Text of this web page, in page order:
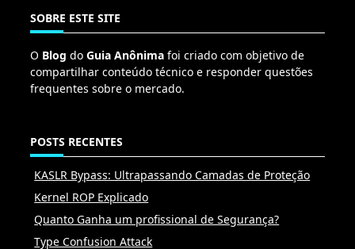
SOBRE ESTE SITE
O Blog do Guia Anônima foi criado com objetivo de
compartilhar conteúdo técnico e responder questões
frequentes sobre o mercado.
POSTS RECENTES
KASLR Bypass: Ultrapassando Camadas de Proteção
Kernel ROP Explicado
Quanto Ganha um profissional de Segurança?
Type Confusion Attack